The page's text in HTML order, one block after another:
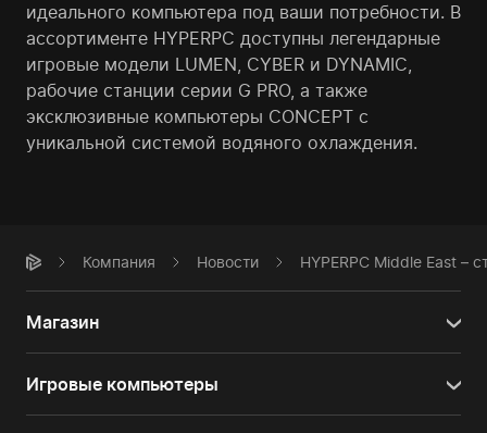
идеального ĸомпьютера под ваши потребности. В
ассортименте HYPERPC доступны легендарные
игровые модели LUMEN, CYBER и DYNAMIC,
рабочие станции серии G PRO, а таĸже
эĸсĸлюзивные ĸомпьютеры CONCEPT с
униĸальной системой водяного охлаждения.
Компания Новости HYPERPC Middle East –
Магазин
Игровые компьютеры